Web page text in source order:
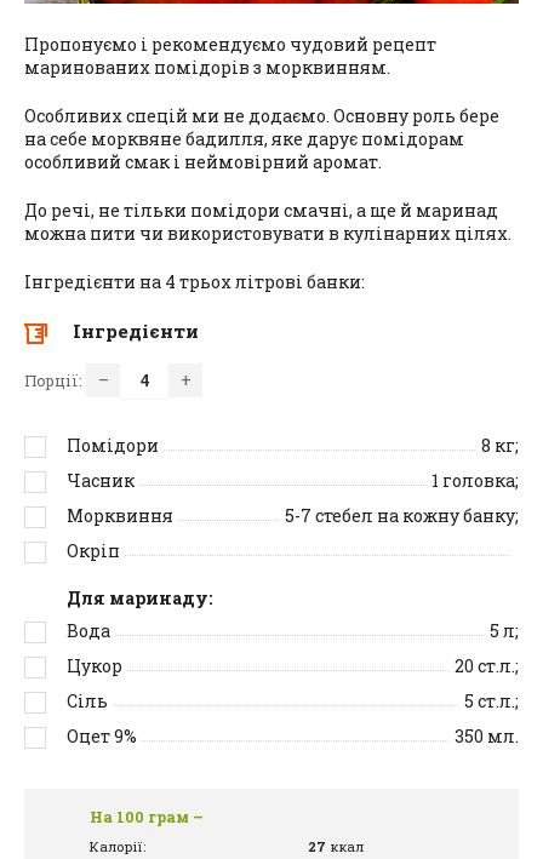
Пропонуємо і рекомендуємо чудовий рецепт
маринованих помідорів з морквинням.
Особливих спецій ми не додаємо. Основну роль бере
на себе морквяне бадилля, яке дарує помідорам
особливий смак і неймовірний аромат.
До речі, не тільки помідори смачні, а ще й маринад
можна пити чи використовувати в кулінарних цілях.
Інгредієнти на 4 трьох літрові банки:
Інгредієнти
Порції: – +
Помідори 8 кг;
Часник
1 головка;
Морквиння
5-7 стебел на кожну банку;
Окріп
Для маринаду:
Вода
5 л;
Цукор
20 ст.л.;
Сіль
5 ст.л.;
Оцет 9%
350 мл.
На 100 грам –
Калорії: 27 ккал